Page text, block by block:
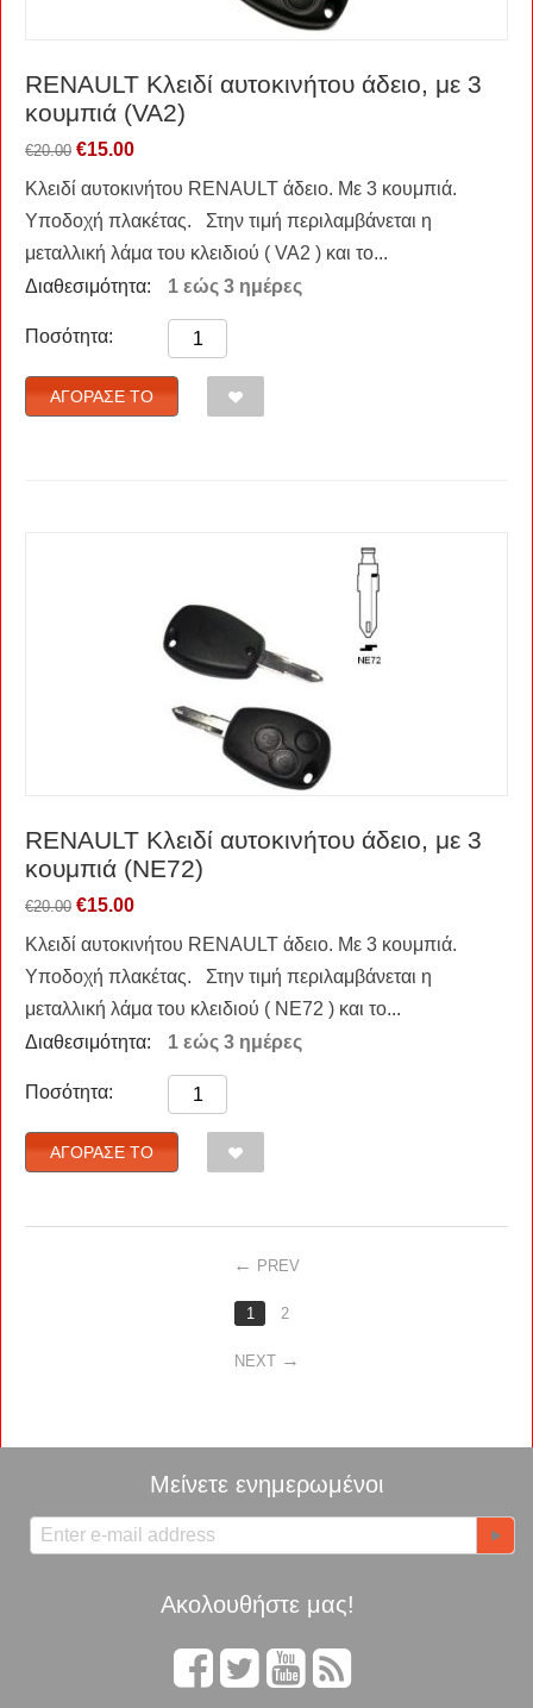
RENAULT Kλειδί αυτοκινήτου άδειο, με 3
κουμπιά (VA2)
€20.00 €15.00
Κλειδί αυτοκινήτου RENAULT άδειο. Με 3 κουμπιά.
Υποδοχή πλακέτας. Στην τιμή περιλαμβάνεται η
μεταλλική λάμα του κλειδιού ( VA2 ) και το...
Διαθεσιμότητα:
1 εώς 3 ημέρες
Ποσότητα:
ΑΓΌΡΑΣΈ ΤΟ
RENAULT Kλειδί αυτοκινήτου άδειο, με 3
κουμπιά (NE72)
€20.00 €15.00
Κλειδί αυτοκινήτου RENAULT άδειο. Με 3 κουμπιά.
Υποδοχή πλακέτας. Στην τιμή περιλαμβάνεται η
μεταλλική λάμα του κλειδιού ( NE72 ) και το...
Διαθεσιμότητα:
1 εώς 3 ημέρες
Ποσότητα:
ΑΓΌΡΑΣΈ ΤΟ
PREV
1 2
NEXT
Μείνετε ενημερωμένοι
Ακολουθήστε μας!